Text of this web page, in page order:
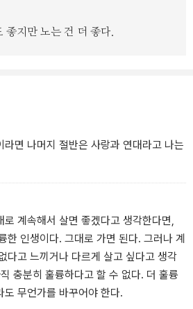
좋지만 노는 건 더 좋다.
라면 나머지 절반은 사랑과 연대라고 나는
계속해서 살면 좋겠다고 생각한다면,
한 인생이다. 그대로 가면 된다. 그러나 계
다고 느끼거나 다르게 살고 싶다고 생각
충분히 훌륭하다고 할 수 없다. 더 훌륭
무언가를 바꾸어야 한다.